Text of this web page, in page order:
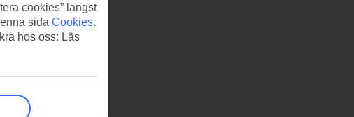
cookies” längst
sida Cookies.
hos oss: Läs